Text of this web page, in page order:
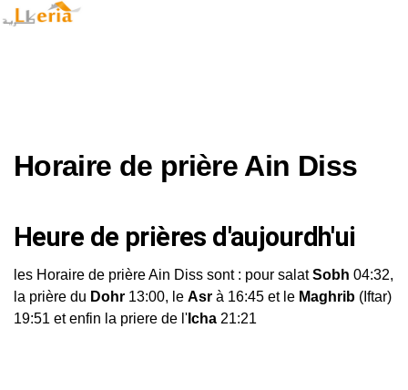
Horaire de prière Ain Diss
Heure de prières d'aujourdh'ui
les Horaire de prière Ain Diss sont : pour salatSobh 04:32,
la prière du Dohr 13:00, le Asr à 16:45 et le Maghrib (Iftar)
19:51 et enfin la priere de l' Icha 21:21